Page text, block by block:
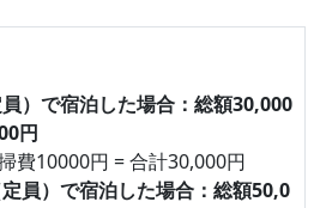
員）で宿泊した場合：総額30,000
円
費10000円 = 合計30,000円
定員）で宿泊した場合：総額50,0